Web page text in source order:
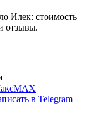
Илек: стоимость
отзывы.
MAX